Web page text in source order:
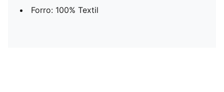
Forro: 100% Textil